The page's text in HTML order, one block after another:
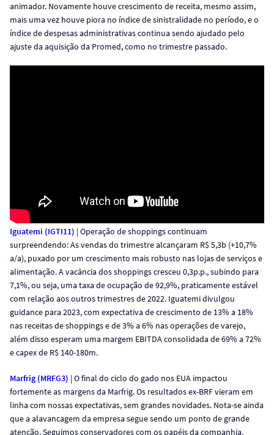
animador. Novamente houve crescimento de receita, mesmo assim,
mais uma vez houve piora no índice de sinistralidade no período, e o
índice de despesas administrativas continua sendo ajudado pelo
ajuste da aquisição da Promed, como no trimestre passado.
Iguatemi (IGTI11) | Operação de shoppings continuam
surpreendendo: As vendas do trimestre alcançaram R$ 5,3b (+10,7%
a/a), puxado por um crescimento mais robusto nas lojas de serviços e
alimentação. A vacância dos shoppings cresceu 0,3p.p., subindo para
7,1%, ou seja, uma taxa de ocupação de 92,9%, praticamente estável
com relação aos outros trimestres de 2022. Iguatemi divulgou
guidance para 2023, com expectativa de crescimento de 13% a 18%
nas receitas de shoppings e de 3% a 6% nas operações de varejo,
além disso esperam uma margem EBITDA consolidada de 69% a 72%
e capex de R$ 140-180m.
Marfrig (MRFG3) | O final do ciclo do gado nos EUA impactou
fortemente as margens da Marfrig. Os resultados ex-BRF vieram em
linha com nossas expectativas, sem grandes novidades. Nota-se ainda
que a alavancagem da empresa segue sendo um ponto de grande
atenção. Seguimos conservadores com os papéis da companhia.